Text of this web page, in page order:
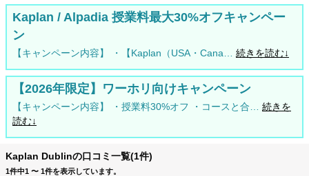
Kaplan / Alpadia 授業料最大30%オフキャンペー
ン
【キャンペーン内容】 ・【Kaplan（USA・Cana… 続きを読む↓
【2026年限定】ワーホリ向けキャンペーン
【キャンペーン内容】 ・授業料30%オフ ・コースと合… 続きを
読む↓
Kaplan Dublinの口コミ一覧(1件)
1件中1 〜 1件を表示しています。